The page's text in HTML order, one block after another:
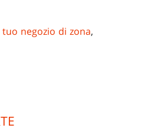
tuo negozio di zona,